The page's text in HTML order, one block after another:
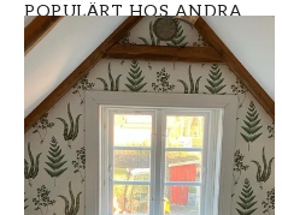
VARUMÄRKE
AS Creation
Tapeten AG
BREDD (m)
0,53
POPULÄRT HOS ANDRA